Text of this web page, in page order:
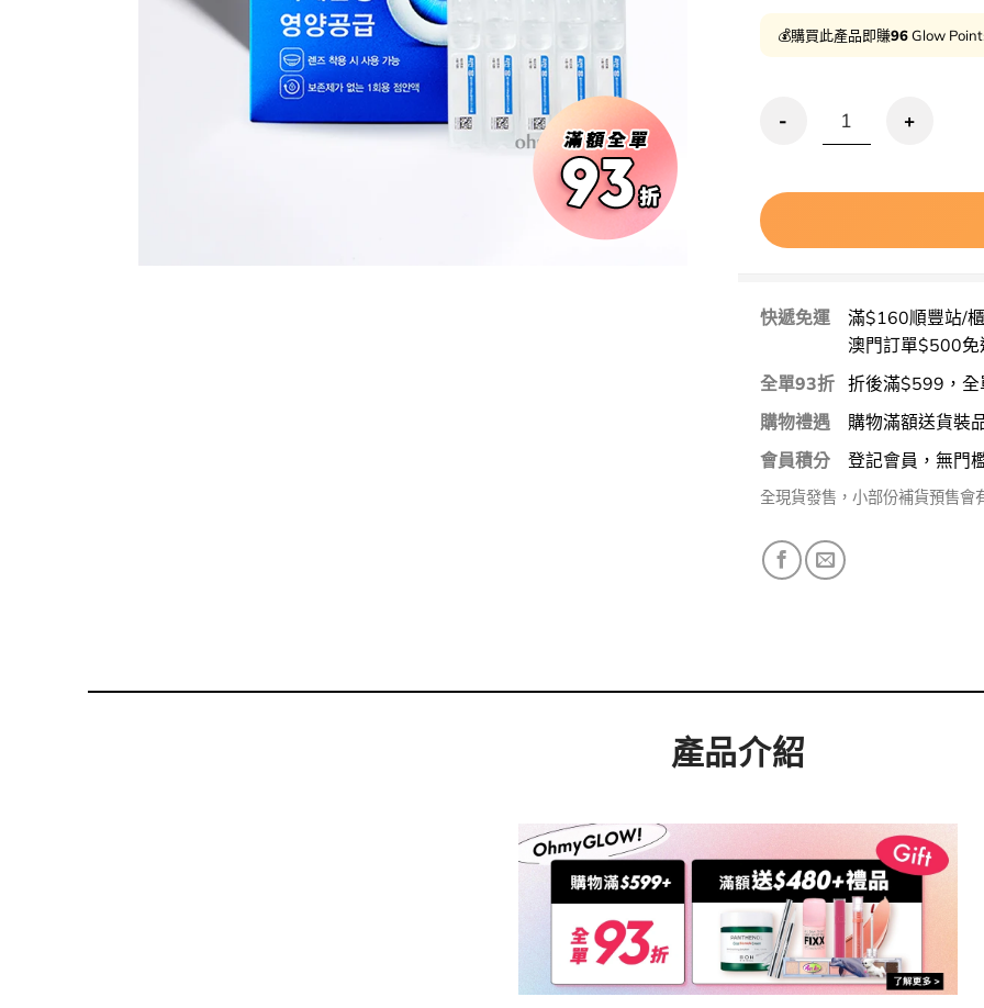
💰購買此產品即賺96Glow
韓國藥房熱賣PDRN眼藥
快遞免運
滿$160順豐站/
澳門訂單$500免
全單93折 折後滿$599，
購物禮遇
購物滿額送貨裝
會員積分
登記會員，無門
全現貨發售，小部份補貨預售會
產品介紹